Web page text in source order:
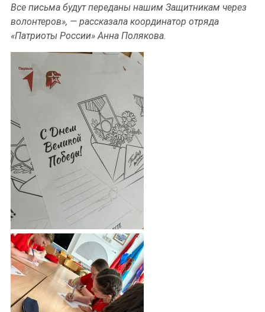
Все письма будут переданы нашим Защитникам через
волонтеров», — рассказала координатор отряда
«Патриоты России» Анна Полякова.